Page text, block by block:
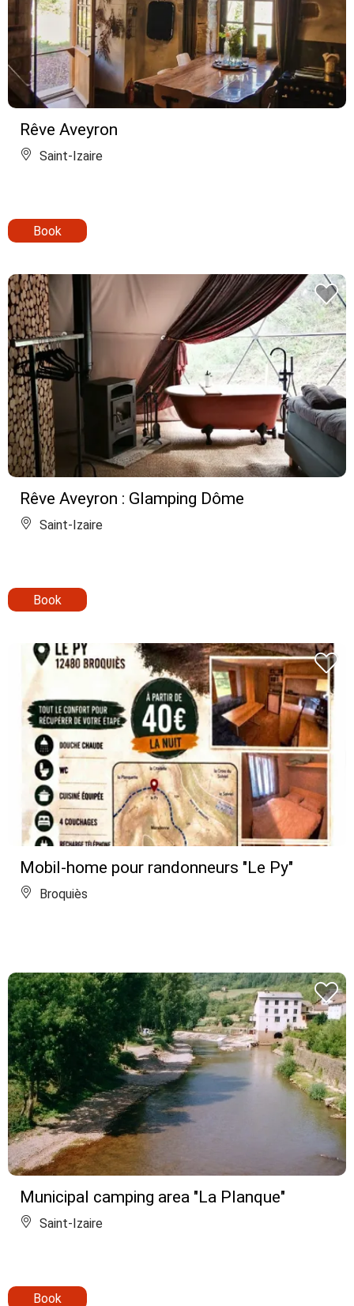
Rêve Aveyron
Saint-Izaire
Book
Rêve Aveyron : Glamping Dôme
Saint-Izaire
Book
Mobil-home pour randonneurs "Le Py"
Broquiès
Municipal camping area "La Planque"
Saint-Izaire
Book